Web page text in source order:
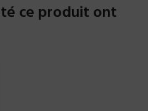
ce produit ont